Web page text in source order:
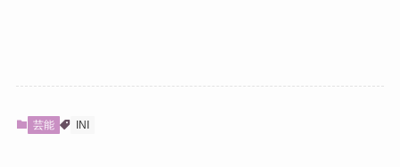
芸能 INI